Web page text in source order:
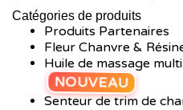
Catégories de produits
Produits Partenaires
Fleur Chanvre &
Huile de massage
NOUVEAU
Senteur de trim de